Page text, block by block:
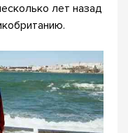
лет назад